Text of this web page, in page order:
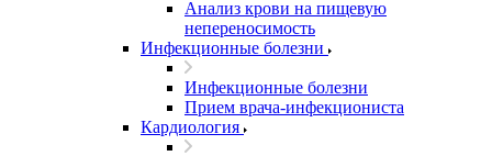
Анализ крови на пищевую
непереносимость
Инфекционные болезни
Инфекционные болезни
Прием врача-инфекциониста
Кардиология